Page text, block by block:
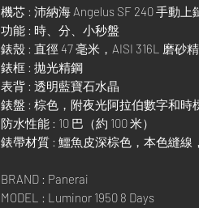
機芯 : 沛納海 Angelus SF 240 手動上
功能 : 時、分、小秒盤
錶殼 : 直徑 47 毫米，AISI 316L 磨砂
錶框 : 拋光精鋼
表背 : 透明藍寶石水晶
錶盤 : 棕色，附夜光阿拉伯數字和時
防水性能 : 10 巴（約 100 米）
錶帶材質 : 鱷魚皮深棕色，本色縫線
BRAND : Panerai
MODEL : Luminor 1950 8 Days